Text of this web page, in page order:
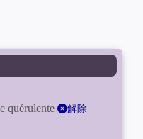
quérulente
解除